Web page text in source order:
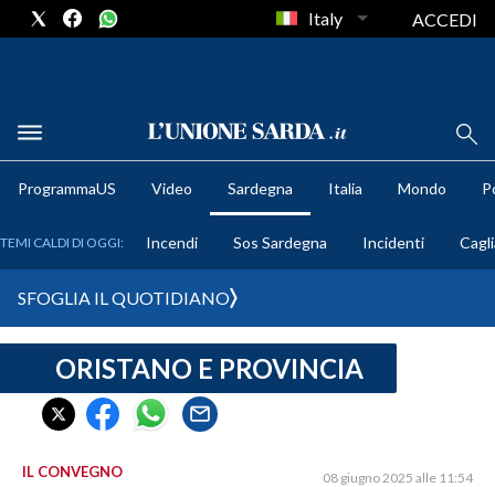
METEO
CRONACA SARDEGNA
CAGLIARI
SULCIS IGLESIENTE
Italy ACCEDI
ProgrammaUS Video Sardegna Italia Mondo
TEMI CALDI DI OGGI: Incendi Sos Sardegna Incidenti
SFOGLIA IL QUOTIDIANO
ORISTANO E PROVINCIA
IL CONVEGNO 08 giugno 2025 alle 11:54